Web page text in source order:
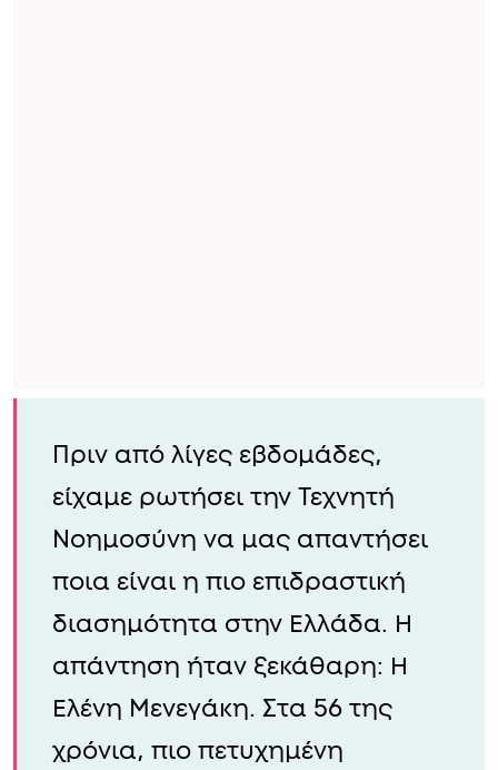
Πριν από λίγες εβδομάδες,
είχαμε ρωτήσει την Τεχνητή
Νοημοσύνη να μας απαντήσει